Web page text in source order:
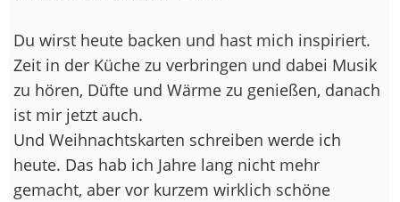
Du wirst heute backen und hast mich inspiriert.
Zeit in der Küche zu verbringen und dabei Musik
zu hören, Düfte und Wärme zu genießen, danach
ist mir jetzt auch.
Und Weihnachtskarten schreiben werde ich
heute. Das hab ich Jahre lang nicht mehr
gemacht, aber vor kurzem wirklich schöne